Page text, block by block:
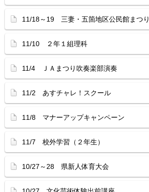
11/18～19 三妻・五箇地区公民館まつり
11/10 ２年１組理科
11/4 ＪＡまつり吹奏楽部演奏
11/2 あすチャレ！スクール
11/8 マナーアップキャンペーン
11/7 校外学習（２年生）
10/27～28 県新人体育大会